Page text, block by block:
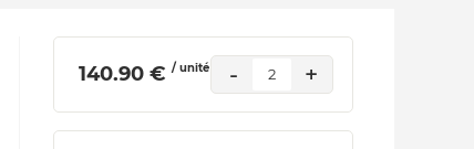
140.90 € / unité - 2 +